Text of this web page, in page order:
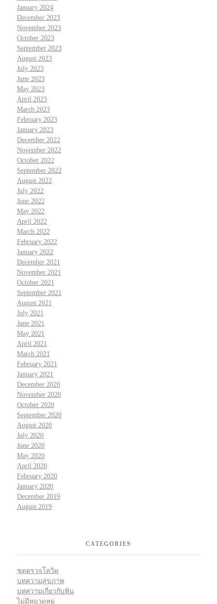
January 2024
December 2023
November 2023
October 2023
September 2023
August 2023
July 2023
June 2023
May 2023
April 2023
March 2023
February 2023
January 2023
December 2022
November 2022
October 2022
September 2022
August 2022
July 2022
June 2022
May 2022
April 2022
March 2022
February 2022
January 2022
December 2021
November 2021
October 2021
September 2021
August 2021
July 2021
June 2021
May 2021
April 2021
March 2021
February 2021
January 2021
December 2020
November 2020
October 2020
September 2020
August 2020
July 2020
June 2020
May 2020
April 2020
February 2020
January 2020
December 2019
August 2019
CATEGORIES
ชุดตรวจโควิด
บทความสุขภาพ
บทความเกี่ยวกับฟัน
ไม่มีหมวดหมู่